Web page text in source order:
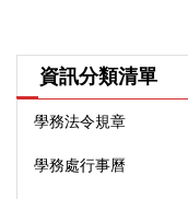
資訊分類清單
學務法令規章
學務處行事曆